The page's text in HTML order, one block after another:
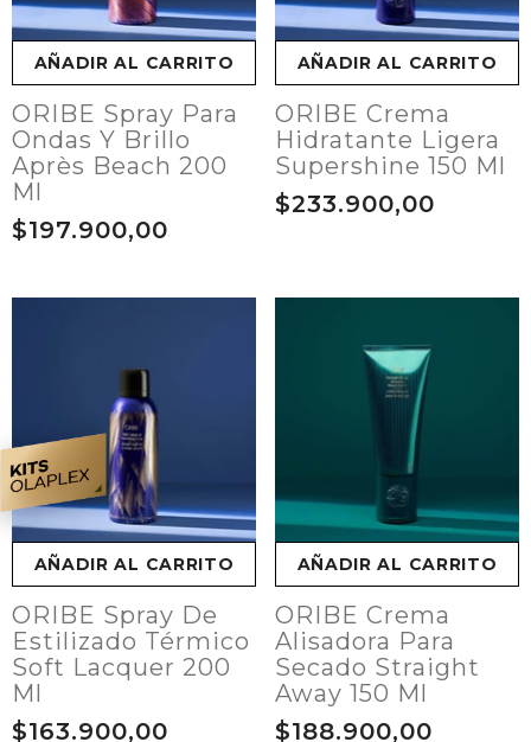
AÑADIR AL CARRITO
ORIBE Spray Para
Ondas Y Brillo
Après Beach 200
Ml
$197.900,00
AÑADIR AL CARRITO
ORIBE Crema
Hidratante Ligera
Supershine 150 Ml
$233.900,00
AÑADIR AL CARRITO
ORIBE Spray De
Estilizado Térmico
Soft Lacquer 200
Ml
$163.900,00
AÑADIR AL CARRITO
ORIBE Crema
Alisadora Para
Secado Straight
Away 150 Ml
$188.900,00